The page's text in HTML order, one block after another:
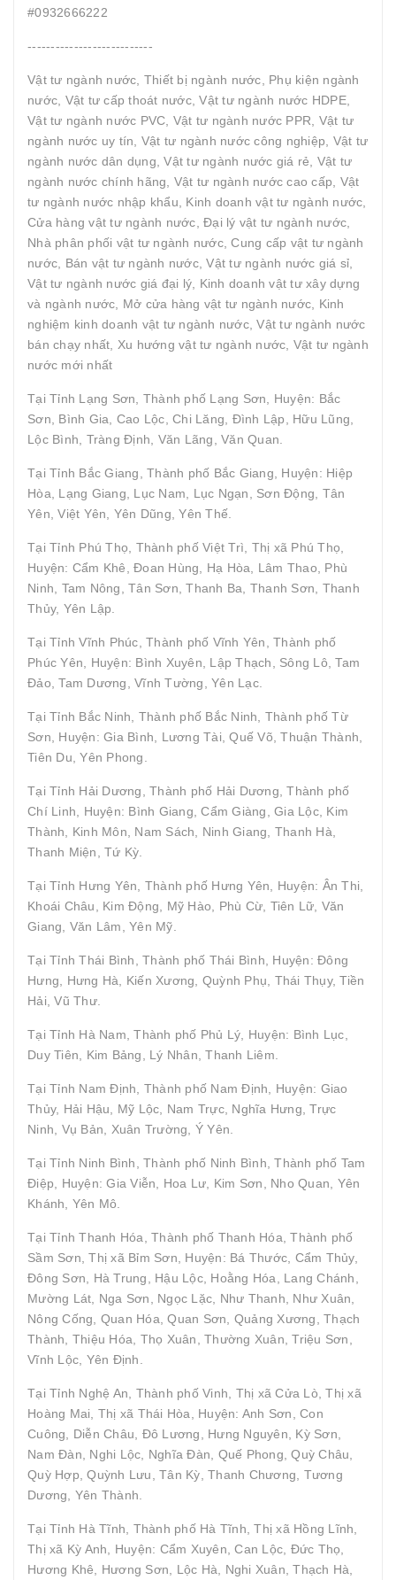
#0932666222
---------------------------
Vật tư ngành nước, Thiết bị ngành nước, Phụ kiện ngành
nước, Vật tư cấp thoát nước, Vật tư ngành nước HDPE,
Vật tư ngành nước PVC, Vật tư ngành nước PPR, Vật tư
ngành nước uy tín, Vật tư ngành nước công nghiệp, Vật tư
ngành nước dân dụng, Vật tư ngành nước giá rẻ, Vật tư
ngành nước chính hãng, Vật tư ngành nước cao cấp, Vật
tư ngành nước nhập khẩu, Kinh doanh vật tư ngành nước,
Cửa hàng vật tư ngành nước, Đại lý vật tư ngành nước,
Nhà phân phối vật tư ngành nước, Cung cấp vật tư ngành
nước, Bán vật tư ngành nước, Vật tư ngành nước giá sỉ,
Vật tư ngành nước giá đại lý, Kinh doanh vật tư xây dựng
và ngành nước, Mở cửa hàng vật tư ngành nước, Kinh
nghiệm kinh doanh vật tư ngành nước, Vật tư ngành nước
bán chạy nhất, Xu hướng vật tư ngành nước, Vật tư ngành
nước mới nhất
Tại Tỉnh Lạng Sơn, Thành phố Lạng Sơn, Huyện: Bắc
Sơn, Bình Gia, Cao Lộc, Chi Lăng, Đình Lập, Hữu Lũng,
Lộc Bình, Tràng Định, Văn Lãng, Văn Quan.
Tại Tỉnh Bắc Giang, Thành phố Bắc Giang, Huyện: Hiệp
Hòa, Lạng Giang, Lục Nam, Lục Ngạn, Sơn Động, Tân
Yên, Việt Yên, Yên Dũng, Yên Thế.
Tại Tỉnh Phú Thọ, Thành phố Việt Trì, Thị xã Phú Thọ,
Huyện: Cẩm Khê, Đoan Hùng, Hạ Hòa, Lâm Thao, Phù
Ninh, Tam Nông, Tân Sơn, Thanh Ba, Thanh Sơn, Thanh
Thủy, Yên Lập.
Tại Tỉnh Vĩnh Phúc, Thành phố Vĩnh Yên, Thành phố
Phúc Yên, Huyện: Bình Xuyên, Lập Thạch, Sông Lô, Tam
Đảo, Tam Dương, Vĩnh Tường, Yên Lạc.
Tại Tỉnh Bắc Ninh, Thành phố Bắc Ninh, Thành phố Từ
Sơn, Huyện: Gia Bình, Lương Tài, Quế Võ, Thuận Thành,
Tiên Du, Yên Phong.
Tại Tỉnh Hải Dương, Thành phố Hải Dương, Thành phố
Chí Linh, Huyện: Bình Giang, Cẩm Giàng, Gia Lộc, Kim
Thành, Kinh Môn, Nam Sách, Ninh Giang, Thanh Hà,
Thanh Miện, Tứ Kỳ.
Tại Tỉnh Hưng Yên, Thành phố Hưng Yên, Huyện: Ân Thi,
Khoái Châu, Kim Động, Mỹ Hào, Phù Cừ, Tiên Lữ, Văn
Giang, Văn Lâm, Yên Mỹ.
Tại Tỉnh Thái Bình, Thành phố Thái Bình, Huyện: Đông
Hưng, Hưng Hà, Kiến Xương, Quỳnh Phụ, Thái Thụy, Tiền
Hải, Vũ Thư.
Tại Tỉnh Hà Nam, Thành phố Phủ Lý, Huyện: Bình Lục,
Duy Tiên, Kim Bảng, Lý Nhân, Thanh Liêm.
Tại Tỉnh Nam Định, Thành phố Nam Định, Huyện: Giao
Thủy, Hải Hậu, Mỹ Lộc, Nam Trực, Nghĩa Hưng, Trực
Ninh, Vụ Bản, Xuân Trường, Ý Yên.
Tại Tỉnh Ninh Bình, Thành phố Ninh Bình, Thành phố Tam
Điệp, Huyện: Gia Viễn, Hoa Lư, Kim Sơn, Nho Quan, Yên
Khánh, Yên Mô.
Tại Tỉnh Thanh Hóa, Thành phố Thanh Hóa, Thành phố
Sầm Sơn, Thị xã Bỉm Sơn, Huyện: Bá Thước, Cẩm Thủy,
Đông Sơn, Hà Trung, Hậu Lộc, Hoằng Hóa, Lang Chánh,
Mường Lát, Nga Sơn, Ngọc Lặc, Như Thanh, Như Xuân,
Nông Cống, Quan Hóa, Quan Sơn, Quảng Xương, Thạch
Thành, Thiệu Hóa, Thọ Xuân, Thường Xuân, Triệu Sơn,
Vĩnh Lộc, Yên Định.
Tại Tỉnh Nghệ An, Thành phố Vinh, Thị xã Cửa Lò, Thị xã
Hoàng Mai, Thị xã Thái Hòa, Huyện: Anh Sơn, Con
Cuông, Diễn Châu, Đô Lương, Hưng Nguyên, Kỳ Sơn,
Nam Đàn, Nghi Lộc, Nghĩa Đàn, Quế Phong, Quỳ Châu,
Quỳ Hợp, Quỳnh Lưu, Tân Kỳ, Thanh Chương, Tương
Dương, Yên Thành.
Tại Tỉnh Hà Tĩnh, Thành phố Hà Tĩnh, Thị xã Hồng Lĩnh,
Thị xã Kỳ Anh, Huyện: Cẩm Xuyên, Can Lộc, Đức Thọ,
Hương Khê, Hương Sơn, Lộc Hà, Nghi Xuân, Thạch Hà,